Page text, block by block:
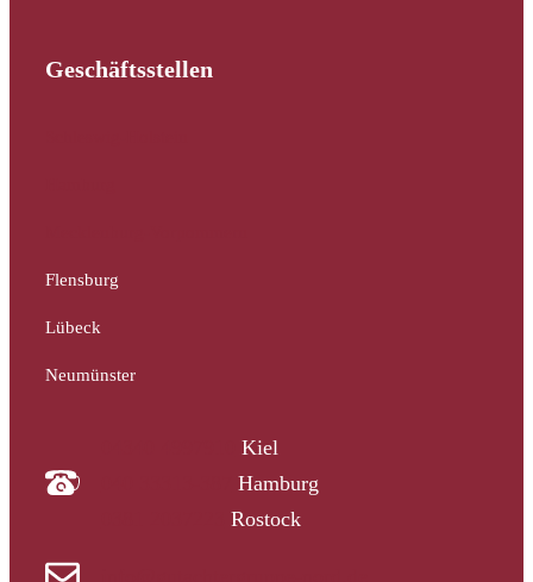
Geschäftsstellen
Flensburg
Lübeck
Neumünster
Kiel
Hamburg
Rostock